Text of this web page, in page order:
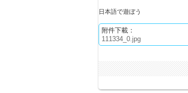
日本語で遊ぼう
附件下載：
111334_0.jpg